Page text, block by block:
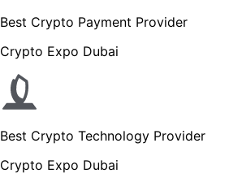
Best Crypto Payment Provider
Crypto Expo Dubai
Best Crypto Technology Provider
Crypto Expo Dubai